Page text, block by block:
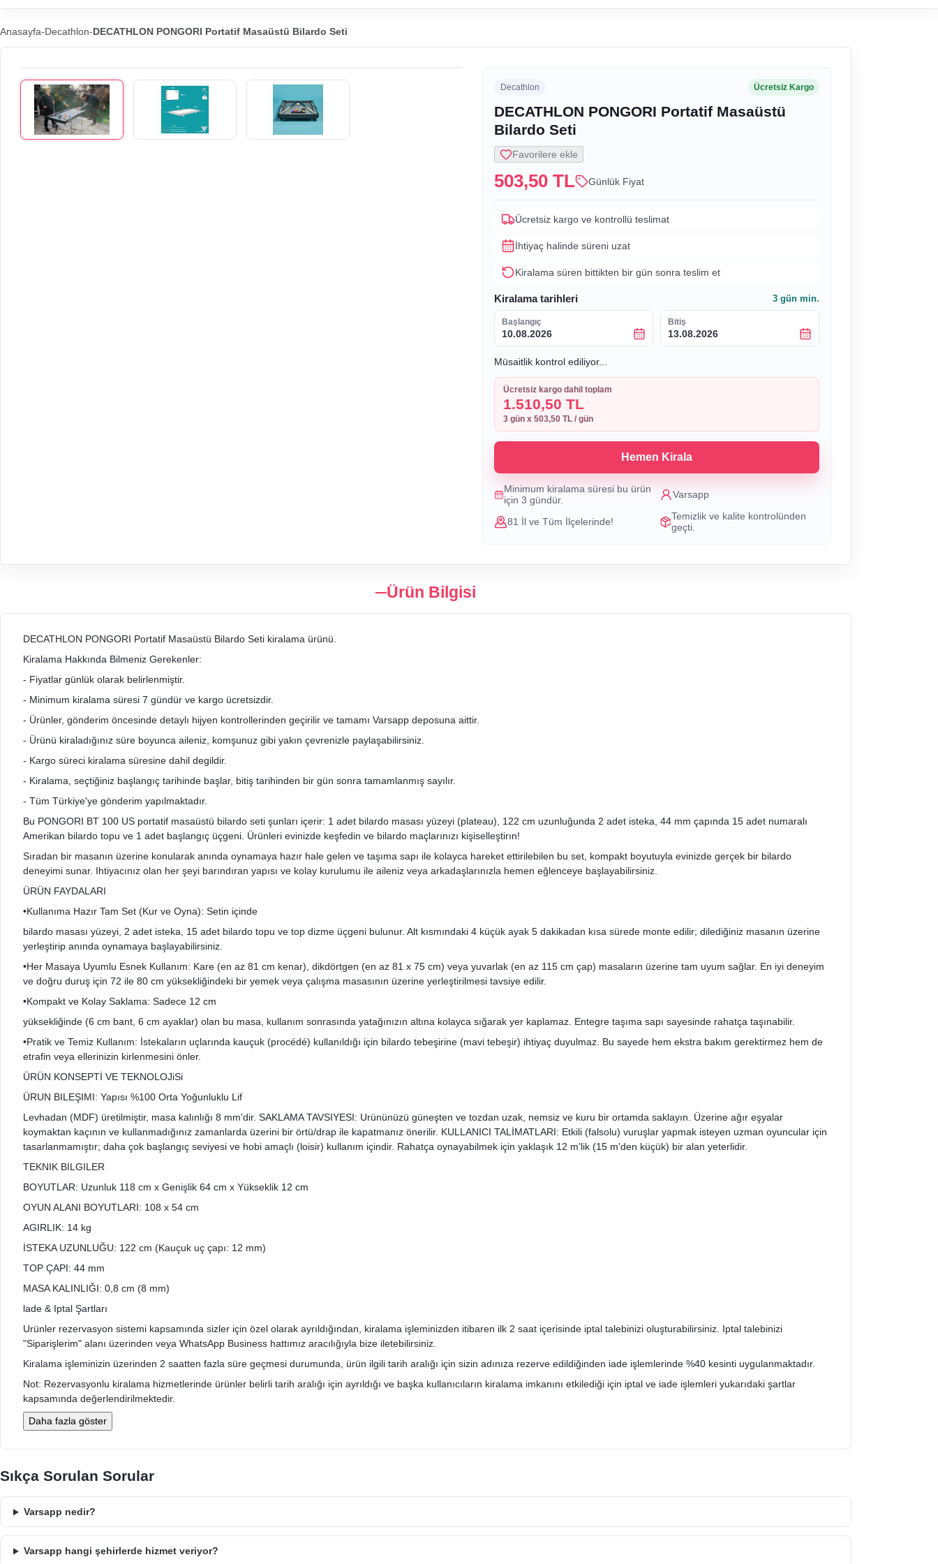
Anasayfa-Decathlon-DECATHLON PONGORI Portatif Masaüstü Bilardo Seti
Decathlon Ücretsiz Kargo
DECATHLON PONGORI Portatif Masaüstü
Bilardo Seti
Favorilere ekle
503,50 TL Günlük Fiyat
Ücretsiz kargo ve kontrollü teslimat
İhtiyaç halinde süreni uzat
Kiralama süren bittikten bir gün sonra teslim et
Kiralama tarihleri 3 gün min.
Başlangıç
10.08.2026
Bitiş
13.08.2026
Müsaitlik kontrol ediliyor...
Ücretsiz kargo dahil toplam
1.510,50 TL
3 gün x 503,50 TL / gün
Hemen Kirala
Minimum kiralama süresi bu ürün
için 3 gündür. Varsapp
81 İl ve Tüm İlçelerinde!
Temizlik ve kalite kontrolünden
geçti.
Ürün Bilgisi
DECATHLON PONGORI Portatif Masaüstü Bilardo Seti kiralama ürünü.
Kiralama Hakkında Bilmeniz Gerekenler:
- Fiyatlar günlük olarak belirlenmiştir.
- Minimum kiralama süresi 7 gündür ve kargo ücretsizdir.
- Ürünler, gönderim öncesinde detaylı hijyen kontrollerinden geçirilir ve tamamı Varsapp deposuna aittir.
- Ürünü kiraladığınız süre boyunca aileniz, komşunuz gibi yakın çevrenizle paylaşabilirsiniz.
- Kargo süreci kiralama süresine dahil degildir.
- Kiralama, seçtiğiniz başlangıç tarihinde başlar, bitiş tarihinden bir gün sonra tamamlanmış sayılır.
- Tüm Türkiye'ye gönderim yapılmaktadır.
Bu PONGORI BT 100 US portatif masaüstü bilardo seti şunları içerir: 1 adet bilardo masası yüzeyi (plateau), 122 cm uzunluğunda 2 adet isteka, 44 mm çapında 15 adet numaralı
Amerikan bilardo topu ve 1 adet başlangıç üçgeni. Ürünleri evinizde keşfedin ve bilardo maçlarınızı kişiselleştirın!
Sıradan bir masanın üzerine konularak anında oynamaya hazır hale gelen ve taşıma sapı ile kolayca hareket ettirilebilen bu set, kompakt boyutuyla evinizde gerçek bir bilardo
deneyimi sunar. Ihtiyacınız olan her şeyi barındıran yapısı ve kolay kurulumu ile aileniz veya arkadaşlarınızla hemen eğlenceye başlayabilirsiniz.
ÜRÜN FAYDALARI
•Kullanıma Hazır Tam Set (Kur ve Oyna): Setin içinde
bilardo masası yüzeyi, 2 adet isteka, 15 adet bilardo topu ve top dizme üçgeni bulunur. Alt kısmındaki 4 küçük ayak 5 dakikadan kısa sürede monte edilir; dilediğiniz masanın üzerine
yerleştirip anında oynamaya başlayabilirsiniz.
•Her Masaya Uyumlu Esnek Kullanım: Kare (en az 81 cm kenar), dikdörtgen (en az 81 x 75 cm) veya yuvarlak (en az 115 cm çap) masaların üzerine tam uyum sağlar. En iyi deneyim
ve doğru duruş için 72 ile 80 cm yüksekliğindeki bir yemek veya çalışma masasının üzerine yerleştirilmesi tavsiye edilir.
•Kompakt ve Kolay Saklama: Sadece 12 cm
yüksekliğinde (6 cm bant, 6 cm ayaklar) olan bu masa, kullanım sonrasında yatağınızın altına kolayca sığarak yer kaplamaz. Entegre taşıma sapı sayesinde rahatça taşınabilir.
•Pratik ve Temiz Kullanım: İstekaların uçlarında kauçuk (procédé) kullanıldığı için bilardo tebeşirine (mavi tebeşir) ihtiyaç duyulmaz. Bu sayede hem ekstra bakım gerektirmez hem de
etrafin veya ellerinizin kirlenmesini önler.
ÜRÜN KONSEPTİ VE TEKNOLOJiSi
ÜRUN BILEŞIMI: Yapısı %100 Orta Yoğunluklu Lif
Levhadan (MDF) üretilmiştir, masa kalınlığı 8 mm'dir. SAKLAMA TAVSIYESI: Urününüzü güneşten ve tozdan uzak, nemsiz ve kuru bir ortamda saklayın. Üzerine ağır eşyalar
koymaktan kaçının ve kullanmadığınız zamanlarda üzerini bir örtü/drap ile kapatmanız önerilir. KULLANICI TALİMATLARI: Etkili (falsolu) vuruşlar yapmak isteyen uzman oyuncular için
tasarlanmamıştır; daha çok başlangıç seviyesi ve hobi amaçlı (loisir) kullanım içindir. Rahatça oynayabilmek için yaklaşık 12 m'lik (15 m'den küçük) bir alan yeterlidir.
TEKNIK BILGILER
BOYUTLAR: Uzunluk 118 cm x Genişlik 64 cm x Yükseklik 12 cm
OYUN ALANI BOYUTLARI: 108 x 54 cm
AGIRLIK: 14 kg
İSTEKA UZUNLUĞU: 122 cm (Kauçuk uç çapı: 12 mm)
TOP ÇAPI: 44 mm
MASA KALINLIĞI: 0,8 cm (8 mm)
lade & Iptal Şartları
Urünler rezervasyon sistemi kapsamında sizler için özel olarak ayrıldığından, kiralama işleminizden itibaren ilk 2 saat içerisinde iptal talebinizi oluşturabilirsiniz. Iptal talebinizi
"Siparişlerim" alanı üzerinden veya WhatsApp Business hattımız aracılığıyla bize iletebilirsiniz.
Kiralama işleminizin üzerinden 2 saatten fazla süre geçmesi durumunda, ürün ilgili tarih aralığı için sizin adınıza rezerve edildiğinden iade işlemlerinde %40 kesinti uygulanmaktadır.
Not: Rezervasyonlu kiralama hizmetlerinde ürünler belirli tarih aralığı için ayrıldığı ve başka kullanıcıların kiralama imkanını etkilediği için iptal ve iade işlemleri yukarıdaki şartlar
kapsamında değerlendirilmektedir.
Daha fazla göster
Sıkça Sorulan Sorular
Varsapp nedir?
Varsapp hangi şehirlerde hizmet veriyor?